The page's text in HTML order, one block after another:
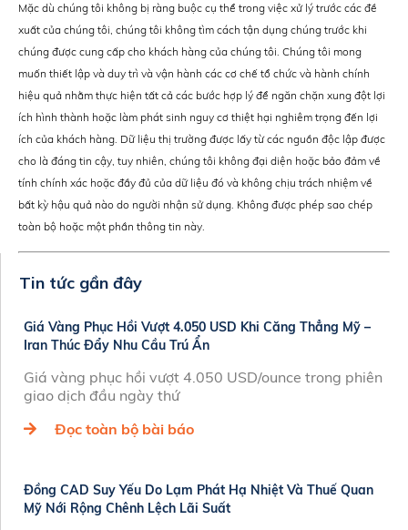
Mặc dù chúng tôi không bị ràng buộc cụ thể trong việc xử lý trước các đề
xuất của chúng tôi, chúng tôi không tìm cách tận dụng chúng trước khi
chúng được cung cấp cho khách hàng của chúng tôi. Chúng tôi mong
muốn thiết lập và duy trì và vận hành các cơ chế tổ chức và hành chính
hiệu quả nhằm thực hiện tất cả các bước hợp lý để ngăn chặn xung đột lợi
ích hình thành hoặc làm phát sinh nguy cơ thiệt hại nghiêm trọng đến lợi
ích của khách hàng. Dữ liệu thị trường được lấy từ các nguồn độc lập được
cho là đáng tin cậy, tuy nhiên, chúng tôi không đại diện hoặc bảo đảm về
tính chính xác hoặc đầy đủ của dữ liệu đó và không chịu trách nhiệm về
bất kỳ hậu quả nào do người nhận sử dụng. Không được phép sao chép
toàn bộ hoặc một phần thông tin này.
Tin tức gần đây
Giá Vàng Phục Hồi Vượt 4.050 USD Khi Căng Thẳng Mỹ –
Iran Thúc Đẩy Nhu Cầu Trú Ẩn
Giá vàng phục hồi vượt 4.050 USD/ounce trong phiên
giao dịch đầu ngày thứ
Đọc toàn bộ bài báo
Đồng CAD Suy Yếu Do Lạm Phát Hạ Nhiệt Và Thuế Quan
Mỹ Nới Rộng Chênh Lệch Lãi Suất